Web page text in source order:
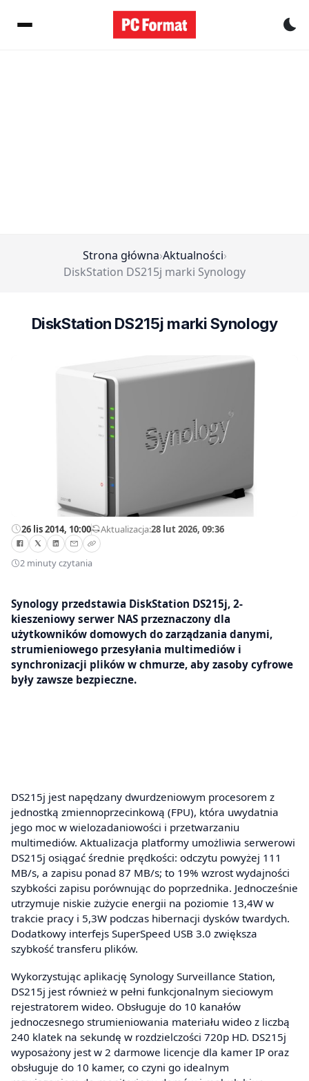
Strona główna›Aktualności›
DiskStation DS215j marki Synology
DiskStation DS215j marki Synology
26 lis 2014, 10:00—Aktualizacja:28 lut 2026, 09:36
2 minuty czytania
Synology przedstawia DiskStation DS215j, 2-
kieszeniowy serwer NAS przeznaczony dla
użytkowników domowych do zarządzania danymi,
strumieniowego przesyłania multimediów i
synchronizacji plików w chmurze, aby zasoby cyfrowe
były zawsze bezpieczne.
DS215j jest napędzany dwurdzeniowym procesorem z
jednostką zmiennoprzecinkową (FPU), która uwydatnia
jego moc w wielozadaniowości i przetwarzaniu
multimediów. Aktualizacja platformy umożliwia serwerowi
DS215j osiągać średnie prędkości: odczytu powyżej 111
MB/s, a zapisu ponad 87 MB/s; to 19% wzrost wydajności
szybkości zapisu porównując do poprzednika. Jednocześnie
utrzymuje niskie zużycie energii na poziomie 13,4W w
trakcie pracy i 5,3W podczas hibernacji dysków twardych.
Dodatkowy interfejs SuperSpeed USB 3.0 zwiększa
szybkość transferu plików.
Wykorzystując aplikację Synology Surveillance Station,
DS215j jest również w pełni funkcjonalnym sieciowym
rejestratorem wideo. Obsługuje do 10 kanałów
jednoczesnego strumieniowania materiału wideo z liczbą
240 klatek na sekundę w rozdzielczości 720p HD. DS215j
wyposażony jest w 2 darmowe licencje dla kamer IP oraz
obsługuje do 10 kamer, co czyni go idealnym